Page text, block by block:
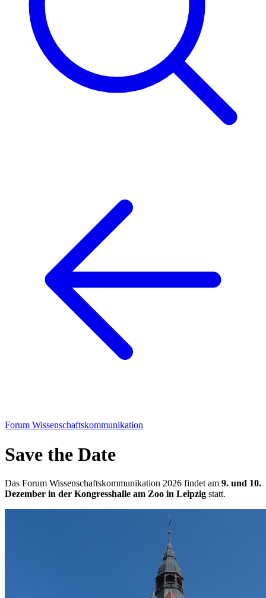
Forum Wissenschaftskommunikation
Save the Date
Das Forum Wissenschaftskommunikation 2026 findet am 9. und 10.
Dezember in der Kongresshalle am Zoo in Leipzig statt.